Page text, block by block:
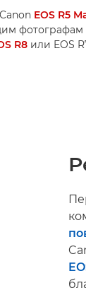
EOS R5
фотографам
R8 или EOS